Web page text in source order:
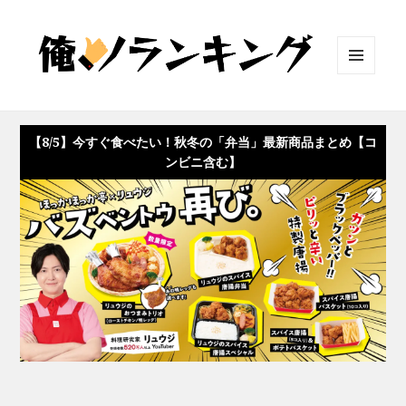
ット
【8/5】今すぐ食べたい！秋冬の「弁当」最新商品まとめ【コ
ンビニ含む】